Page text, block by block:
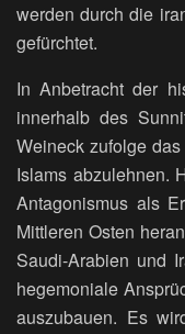
werden durch die
gefürchtet.
In Anbetracht der
innerhalb des
Weineck zufolge
Islams abzulehnen.
Antagonismus als
Mittleren Osten
Saudi-Arabien und
hegemoniale
auszubauen. Es